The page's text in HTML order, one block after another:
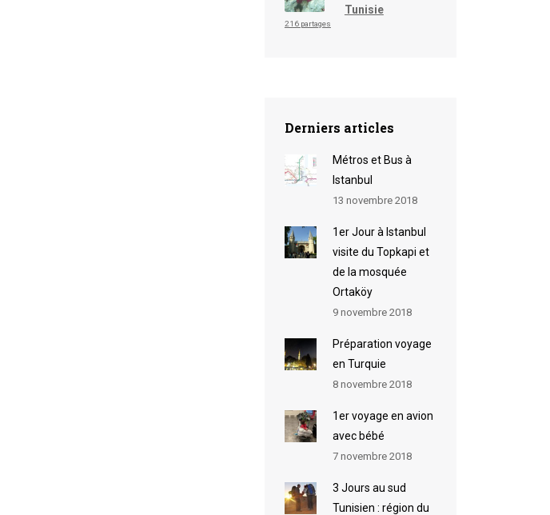
Tunisie
216 partages
Derniers articles
Métros et Bus à
Istanbul
13 novembre 2018
1er Jour à Istanbul
visite du Topkapi et
de la mosquée
Ortaköy
9 novembre 2018
Préparation voyage
en Turquie
8 novembre 2018
1er voyage en avion
avec bébé
7 novembre 2018
3 Jours au sud
Tunisien : région du